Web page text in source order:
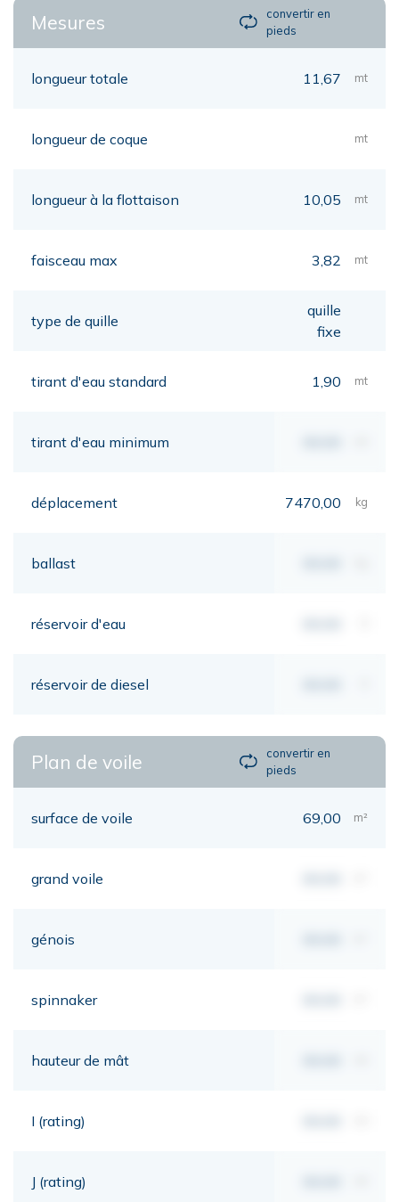
Mesures
convertir en
pieds
longueur totale 11,67 mt
longueur de coque mt
longueur à la flottaison 10,05 mt
faisceau max 3,82 mt
type de quille
quille
fixe
tirant d'eau standard 1,90 mt
tirant d'eau minimum
déplacement 7470,00 kg
ballast
réservoir d'eau
réservoir de diesel
Plan de voile
convertir en
pieds
surface de voile 69,00 m²
grand voile
génois
spinnaker
hauteur de mât
I (rating)
J (rating)